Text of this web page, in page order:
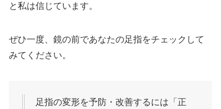
と私は信じています。
ぜひ一度、鏡の前であなたの足指をチェックして
みてください。
足指の変形を予防・改善するには「正